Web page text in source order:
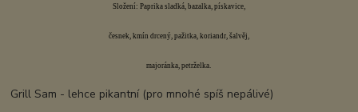
Složení: Paprika sladká, bazalka, pískavice,
česnek, kmín drcený, pažitka, koriandr, šalvěj,
majoránka, petrželka.
Grill Sam - lehce pikantní (pro mnohé spíš nepálivé)